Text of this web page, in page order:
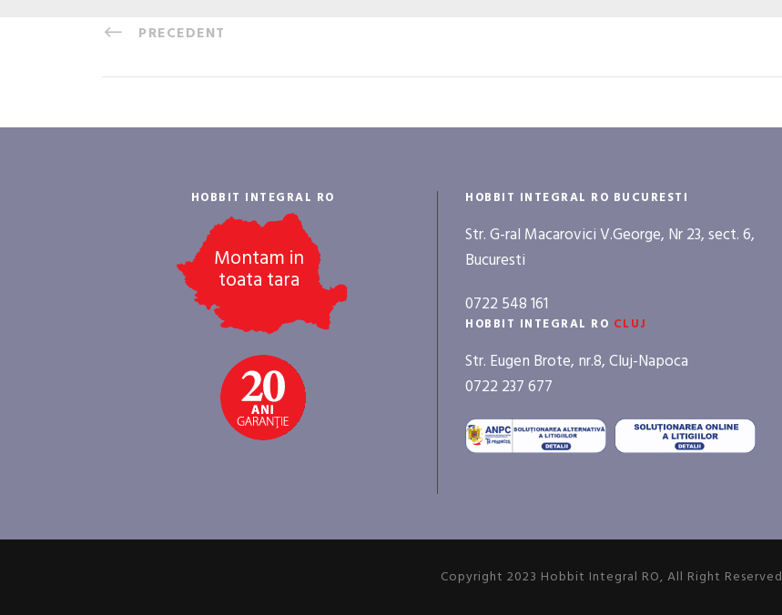
PRECEDENT
HOBBIT INTEGRAL RO
Montam in
toata tara
HOBBIT INTEGRAL RO BUCURESTI
Str. G-ral Macarovici V.George, Nr 23, sect. 6,
Bucuresti
0722 548 161
HOBBIT INTEGRAL RO CLUJ
Str. Eugen Brote, nr.8, Cluj-Napoca
0722 237 677
Copyright 2023 Hobbit Integral RO, All Right Reserved